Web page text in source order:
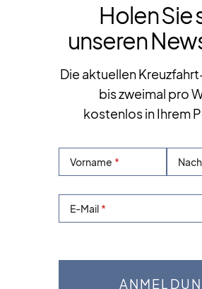
Holen Sie
unseren
Die aktuellen
bis zweimal pro
kostenlos in Ihrem
Vorname
E-Mail